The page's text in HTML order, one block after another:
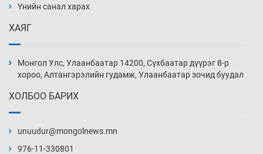
нэмэгджээ
21 цаг 44 мин
22 цаг 14 мин
Үнийн санал харах
ХАЯГ
Монгол Улс, Улаанбаатар 14200, Сүхбаатар дүүрэг 8-р
хороо, Алтангэрэлийн гудамж, Улаанбаатар зочид буудал
ХОЛБОО БАРИХ
unuudur@mongolnews.mn
976-11-330801